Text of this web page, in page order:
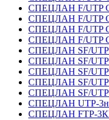
СПЕЦЛАН F/UTP
СПЕЦЛАН F/UTP
СПЕЦЛАН F/UTP
СПЕЦЛАН F/UTP
СПЕЦЛАН SF/UTP
СПЕЦЛАН SF/UTP
СПЕЦЛАН SF/UTP
СПЕЦЛАН SF/UTP
СПЕЦЛАН SF/UTP
СПЕЦЛАН UTP-
СПЕЦЛАН FTP-